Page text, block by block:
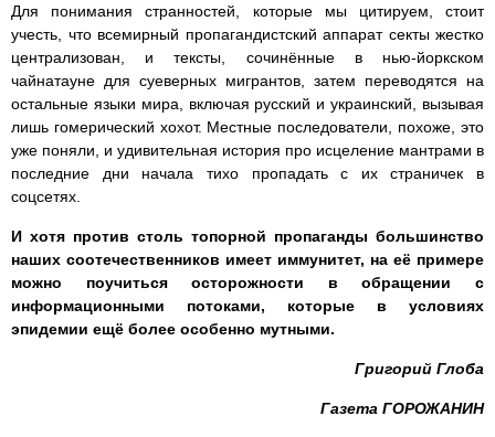
Для понимания странностей, которые мы цитируем, стоит
учесть, что всемирный пропагандистский аппарат секты жестко
централизован, и тексты, сочинённые в нью-йоркском
чайнатауне для суеверных мигрантов, затем переводятся на
остальные языки мира, включая русский и украинский, вызывая
лишь гомерический хохот. Местные последователи, похоже, это
уже поняли, и удивительная история про исцеление мантрами в
последние дни начала тихо пропадать с их страничек в
соцсетях.
И хотя против столь топорной пропаганды большинство
наших соотечественников имеет иммунитет, на её примере
можно поучиться осторожности в обращении с
информационными потоками, которые в условиях
эпидемии ещё более особенно мутными.
Григорий Глоба
Газета ГОРОЖАНИН